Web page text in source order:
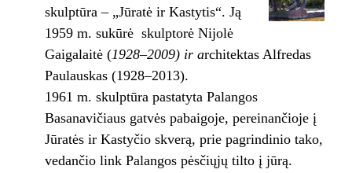
skulptūra – „Jūratė ir Kastytis“. Ją
1959 m. sukūrė skulptorė Nijolė
Gaigalaitė (1928–2009) ir architektas Alfredas
Paulauskas (1928–2013).
1961 m. skulptūra pastatyta Palangos
Basanavičiaus gatvės pabaigoje, pereinančioje į
Jūratės ir Kastyčio skverą, prie pagrindinio tako,
vedančio link Palangos pėsčiųjų tilto į jūrą.